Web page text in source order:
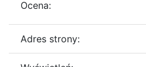
Ocena:
Adres strony: